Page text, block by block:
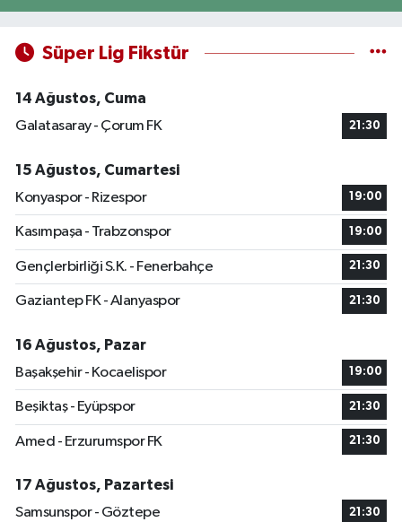
Süper Lig Fikstür
14 Ağustos, Cuma
Galatasaray - Çorum FK
21:30
15 Ağustos, Cumartesi
Konyaspor - Rizespor
19:00
Kasımpaşa - Trabzonspor 19:00
Gençlerbirliği S.K. - Fenerbahçe 21:30
Gaziantep FK - Alanyaspor 21:30
16 Ağustos, Pazar
Başakşehir - Kocaelispor
19:00
Beşiktaş - Eyüpspor 21:30
Amed - Erzurumspor FK 21:30
17 Ağustos, Pazartesi
Samsunspor - Göztepe
21:30